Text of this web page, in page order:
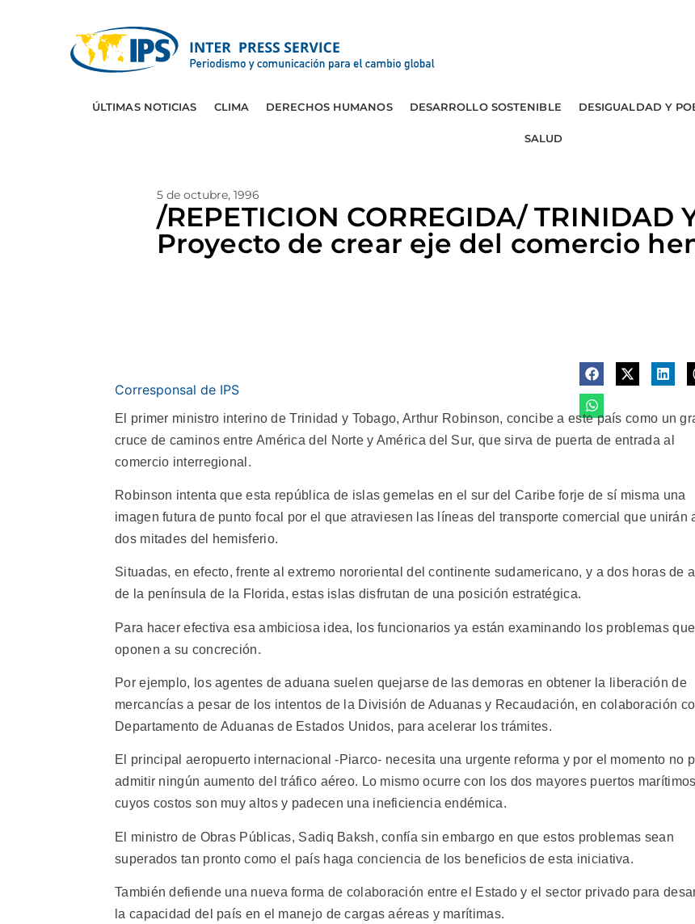
ÚLTIMAS NOTICIAS CLIMA DERECHOS HUMANOS DESARROLLO SOSTENIBLE DESIGUALDAD Y
SALUD
5 de octubre, 1996
/REPETICION CORREGIDA/ TRINIDAD
Proyecto de crear eje del comercio
Corresponsal de IPS
El primer ministro interino de Trinidad y Tobago, Arthur Robinson, concibe a este país como un
cruce de caminos entre América del Norte y América del Sur, que sirva de puerta de entrada al
comercio interregional.
Robinson intenta que esta república de islas gemelas en el sur del Caribe forje de sí misma una
imagen futura de punto focal por el que atraviesen las líneas del transporte comercial que unirán
dos mitades del hemisferio.
Situadas, en efecto, frente al extremo nororiental del continente sudamericano, y a dos horas de
de la península de la Florida, estas islas disfrutan de una posición estratégica.
Para hacer efectiva esa ambiciosa idea, los funcionarios ya están examinando los problemas
oponen a su concreción.
Por ejemplo, los agentes de aduana suelen quejarse de las demoras en obtener la liberación de
mercancías a pesar de los intentos de la División de Aduanas y Recaudación, en colaboración
Departamento de Aduanas de Estados Unidos, para acelerar los trámites.
El principal aeropuerto internacional -Piarco- necesita una urgente reforma y por el momento no
admitir ningún aumento del tráfico aéreo. Lo mismo ocurre con los dos mayores puertos
cuyos costos son muy altos y padecen una ineficiencia endémica.
El ministro de Obras Públicas, Sadiq Baksh, confía sin embargo en que estos problemas sean
superados tan pronto como el país haga conciencia de los beneficios de esta iniciativa.
También defiende una nueva forma de colaboración entre el Estado y el sector privado para
la capacidad del país en el manejo de cargas aéreas y marítimas.